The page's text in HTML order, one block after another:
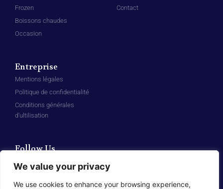
We value your privacy
We use cookies to enhance your browsing experience,
Frozen
Boissons chaudes
Occasion
Contact
Entreprise
Mentions légales
Politique de confidentialité
Conditions générales
d'ultilisation
Follow Us
a
c
b
i
n
e